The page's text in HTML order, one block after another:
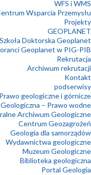
WFS i WMS
Wsparcia Przemysłu
Projekty
GEOPLANET
Szkoła Doktorska Geoplanet
Geoplanet w PIG-PIB
Rekrutacja
Archiwum rekrutacji
Kontakt
podserwisy
geologiczne i górnicze
Geologiczna – Prawo wodne
Archiwum Geologiczne
Centrum Geozagrożeń
Geologia dla samorządów
Wydawnictwa geologiczne
Muzeum Geologiczne
Biblioteka geologiczna
Portal Geologia